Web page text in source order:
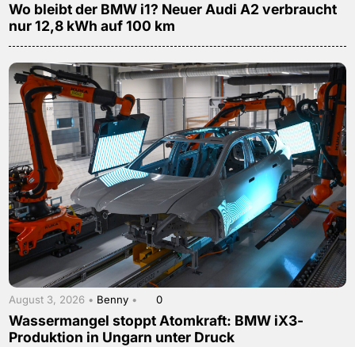
Wo bleibt der BMW i1? Neuer Audi A2 verbraucht
nur 12,8 kWh auf 100 km
August 3, 2026 • Benny • 0
Wassermangel stoppt Atomkraft: BMW iX3-
Produktion in Ungarn unter Druck